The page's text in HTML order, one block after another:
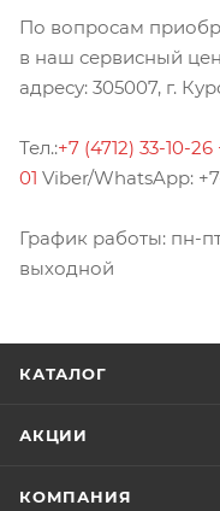
По вопросам
в наш сервисный
адресу: 305007, г.
Тел.:+7 (4712) 33-10-26
01 Viber/WhatsApp:
График работы: пн-
выходной
КАТАЛОГ
АКЦИИ
КОМПАНИЯ